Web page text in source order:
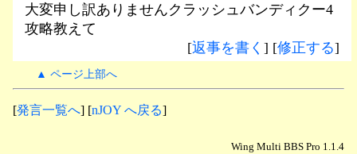
大変申し訳ありませんクラッシュバンディクー4
攻略教えて
[返事を書く] [修正する]
▲ ページ上部へ
[発言一覧へ] [nJOY へ戻る]
Wing Multi BBS Pro 1.1.4